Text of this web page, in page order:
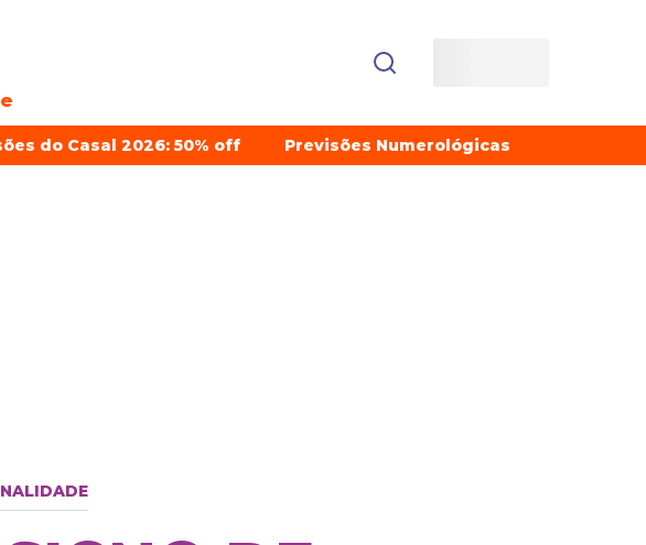
do Casal 2026: 50% off Previsões Numerológicas